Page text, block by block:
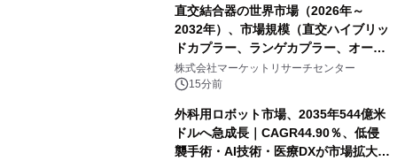
直交結合器の世界市場（2026年～
2032年）、市場規模（直交ハイブリッ
ドカプラー、ランゲカプラー、オーバ
ーレイカプラー、その他）・分析レポ
ートを発表
株式会社マーケットリサーチセンター
15分前
外科用ロボット市場、2035年544億米
ドルへ急成長｜CAGR44.90％、低侵
襲手術・AI技術・医療DXが市場拡大を